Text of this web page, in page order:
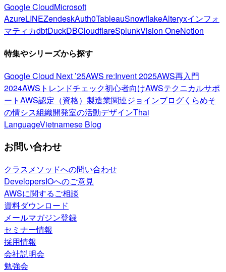
Google CloudMicrosoft
AzureLINEZendeskAuth0TableauSnowflakeAlteryxインフォ
マティカdbtDuckDBCloudflareSplunkVision OneNotion
特集やシリーズから探す
Google Cloud Next ’25AWS re:Invent 2025AWS再入門
2024AWSトレンドチェック初心者向けAWSテクニカルサポ
ートAWS認定（資格） 製造業関連ジョインブログくらめそ
の情シス組織開発室の活動デザインThai
LanguageVietnamese Blog
お問い合わせ
クラスメソッドへの問い合わせ
DevelopersIOへのご意見
AWSに関するご相談
資料ダウンロード
メールマガジン登録
セミナー情報
採用情報
会社説明会
勉強会